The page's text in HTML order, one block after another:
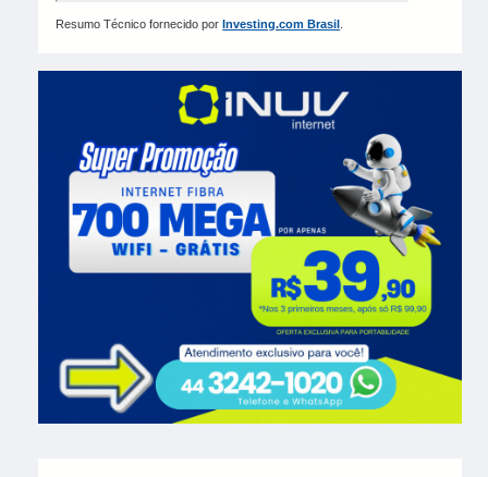
Resumo Técnico fornecido porInvesting.com Brasil